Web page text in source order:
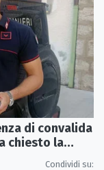
di convalida
chiesto la
Condividi su: